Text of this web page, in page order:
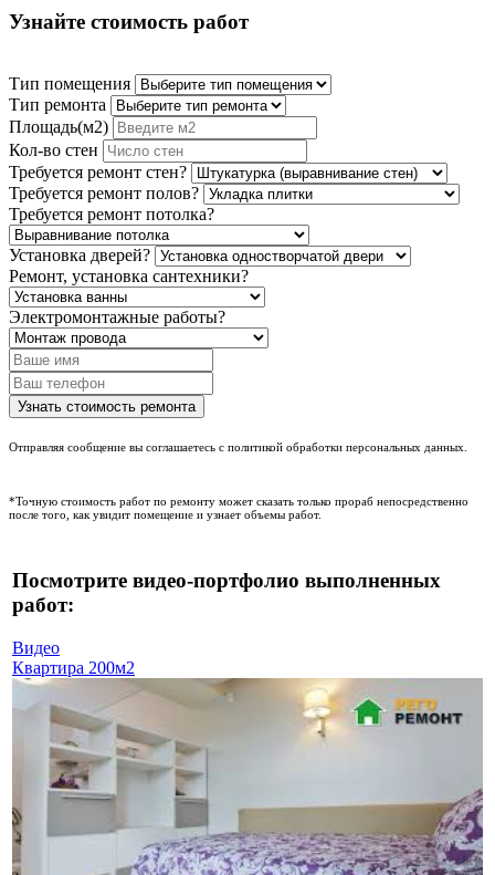
Узнайте стоимость работ
Тип помещения
Тип ремонта
Площадь(м2)
Кол-во стен
Требуется ремонт стен?
Требуется ремонт полов?
Требуется ремонт потолка?
Установка дверей?
Ремонт, установка сантехники?
Электромонтажные работы?
Отправляя сообщение вы соглашаетесь с политикой обработки персональных данных.
*Точную стоимость работ по ремонту может сказать только прораб непосредственно
после того, как увидит помещение и узнает объемы работ.
Посмотрите видео-портфолио выполненных
работ:
Видео
Квартира 200м2